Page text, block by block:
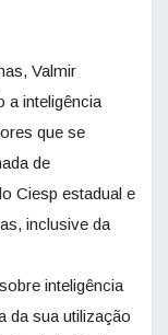
Valmir
a inteligência
que se
de
Ciesp estadual e
inclusive da
inteligência
da sua utilização